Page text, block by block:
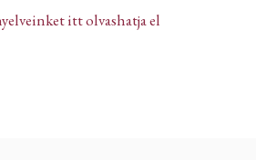
itt olvashatja el